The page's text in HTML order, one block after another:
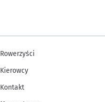
Rowerzyści
Kierowcy
Kontakt